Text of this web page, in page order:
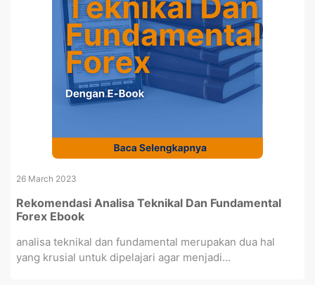
26 March 2023
Rekomendasi Analisa Teknikal Dan Fundamental
Forex Ebook
analisa teknikal dan fundamental merupakan dua hal
yang krusial untuk dipelajari agar menjadi...